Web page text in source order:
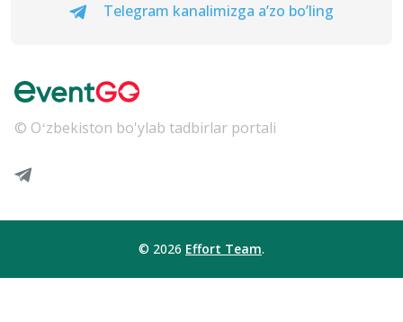
Telegram kanalimizga a’zo bo’ling
© Oʻzbekiston bo'ylab tadbirlar portali
© 2026 Effort Team.